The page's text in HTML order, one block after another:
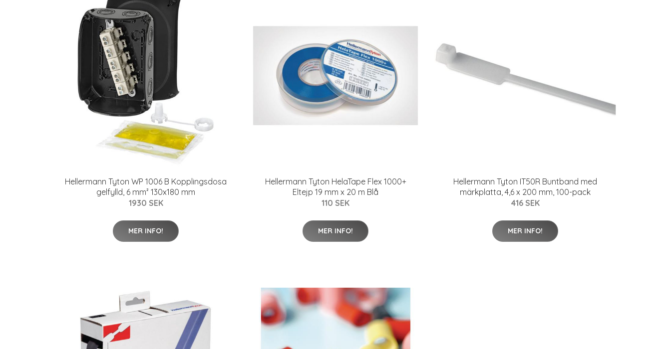
Hellermann Tyton WP 1006 B Kopplingsdosa
gelfylld, 6 mm² 130x180 mm
1930 SEK
MER INFO!
Hellermann Tyton HelaTape Flex 1000+
Eltejp 19 mm x 20 m Blå
110 SEK
MER INFO!
Hellermann Tyton IT50R Buntband med
märkplatta, 4,6 x 200 mm, 100-pack
416 SEK
MER INFO!